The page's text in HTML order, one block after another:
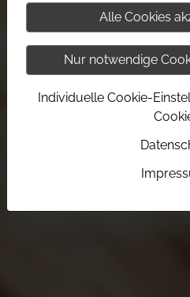
Alle Cookies
Nur notwendige
Individuelle Cookie-